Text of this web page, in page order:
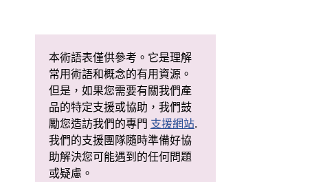
本術語表僅供參考。它是理解
常用術語和概念的有用資源。
但是，如果您需要有關我們產
品的特定支援或協助，我們鼓
勵您造訪我們的專門 支援網站.
我們的支援團隊隨時準備好協
助解決您可能遇到的任何問題
或疑慮。